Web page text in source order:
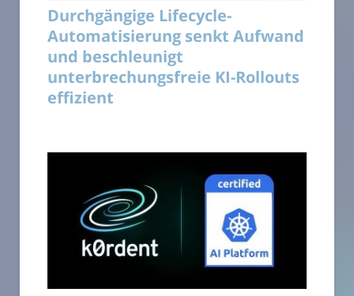
Durchgängige Lifecycle-
Automatisierung senkt Aufwand
und beschleunigt
unterbrechungsfreie KI-Rollouts
effizient